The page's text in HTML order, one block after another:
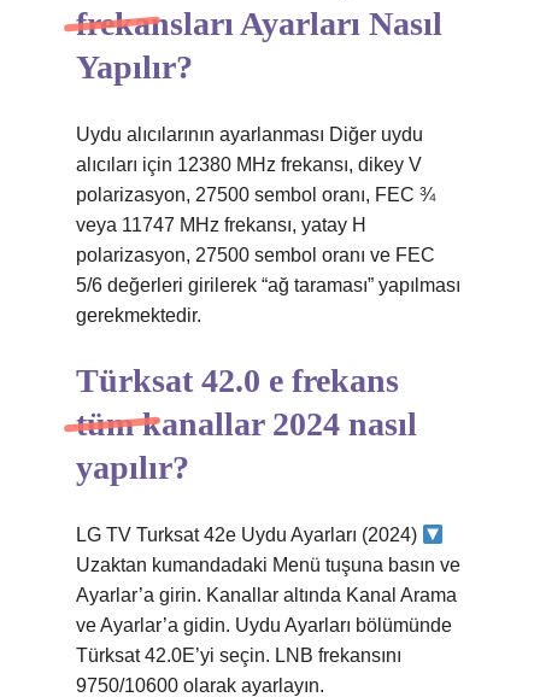
frekansları Ayarları Nasıl
Yapılır?
Uydu alıcılarının ayarlanması Diğer uydu
alıcıları için 12380 MHz frekansı, dikey V
polarizasyon, 27500 sembol oranı, FEC ¾
veya 11747 MHz frekansı, yatay H
polarizasyon, 27500 sembol oranı ve FEC
5/6 değerleri girilerek “ağ taraması” yapılması
gerekmektedir.
Türksat 42.0 e frekans
tüm kanallar 2024 nasıl
yapılır?
LG TV Turksat 42e Uydu Ayarları (2024)
Uzaktan kumandadaki Menü tuşuna basın ve
Ayarlar’a girin. Kanallar altında Kanal Arama
ve Ayarlar’a gidin. Uydu Ayarları bölümünde
Türksat 42.0E’yi seçin. LNB frekansını
9750/10600 olarak ayarlayın.